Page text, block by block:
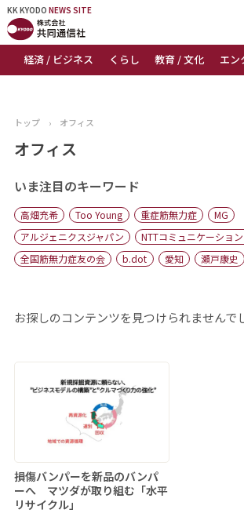
KK KYODO NEWS SITE
経済 / ビジネス くらし 教育 / 文化 エン
KK KYODONEWS SITE
トップページ
ニュース
おすすめコンテンツ
出版物
会社概要
トップ › オフィス
オフィス
いま注目のキーワード
高畑充希 Too Young 重症筋無力症
MG
アルジェニクスジャパン
NTTコミュニケーショ
全国筋無力症友の会
b.dot 愛知 瀬戸康史
お探しのコンテンツを見つけられませんで
損傷バンパーを新品のバンパ
ーへ マツダが取り組む「水平
リサイクル」